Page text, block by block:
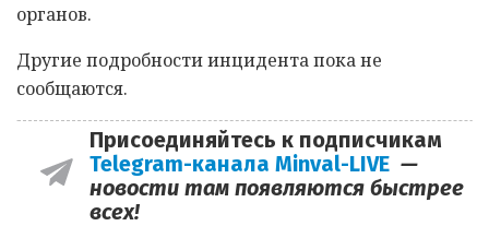
органов.
Другие подробности инцидента пока не
сообщаются.
Присоединяйтесь к подписчикам
Telegram-канала Minval-LIVE —
новости там появляются быстрее
всех!